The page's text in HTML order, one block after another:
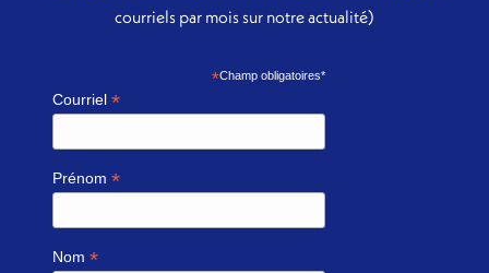
courriels par mois sur notre actualité)
*Champ obligatoires*
Courriel*
Prénom*
Nom*